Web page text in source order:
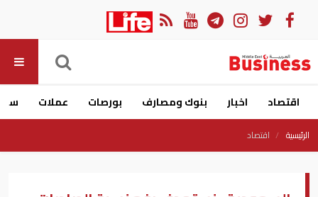
اقتصاد اخبار بنوك ومصارف بورصات عملات
الرئيسية اقتصاد